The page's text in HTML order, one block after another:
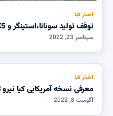
اخبار کیا
توقف تولید سوناتا،استینگر و K5
سپتامبر 23, 2022
اخبار کیا
معرفی نسخه آمریکایی کیا نیرو 2023
آگوست 8, 2022